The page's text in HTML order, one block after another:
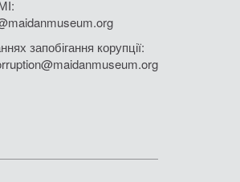
запобігання корупції: